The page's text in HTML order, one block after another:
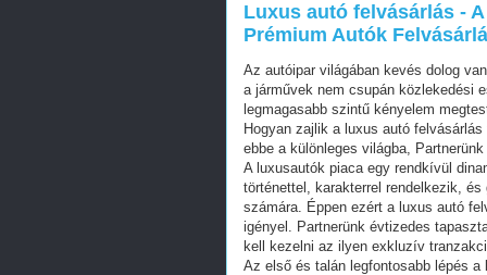
Luxus autó felvásárlás -
Prémium Autók
Az autóipar világában kevés dolog
a járművek nem csupán közlekedési
legmagasabb szintű kényelem
Hogyan zajlik a luxus autó
ebbe a különleges világba,
A luxusautók piaca egy rendkívül
történettel, karakterrel rendelkezik,
számára. Éppen ezért a luxus autó
igényel. Partnerünk évtizedes
kell kezelni az ilyen exkluzív
Az első és talán legfontosabb lépés